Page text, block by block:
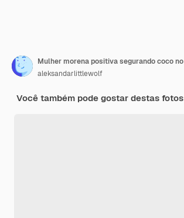
aleksandarlittlewolf
Você também pode gostar destas fotos